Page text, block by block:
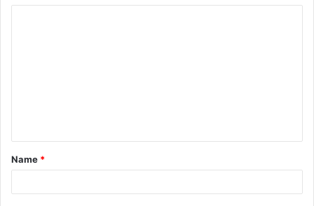
t
*
Name *